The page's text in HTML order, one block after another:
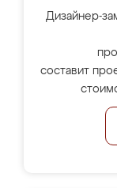
Дизайнер-
составит